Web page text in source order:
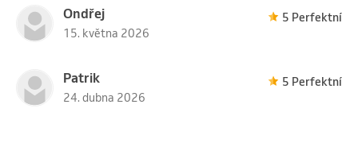
Ondřej
15. května 2026
5 Perfektní
Patrik
24. dubna 2026
5 Perfektní